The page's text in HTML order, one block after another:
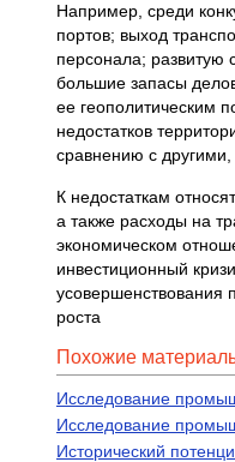
Например, среди
портов; выход
персонала;
большие запасы
ее геополитическим
недостатков
сравнению с другими,
К недостаткам
а также расходы на
экономическом
инвестиционный
усовершенствования
роста
Похожие
Исследование
Исследование
Исторический